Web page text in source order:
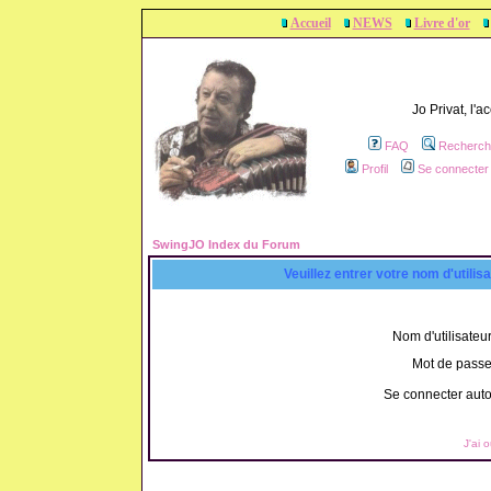
Accueil NEWS Livre d'or
Jo Privat,
FAQ
Profil
Se
SwingJO Index du Forum
Veuillez entrer votre nom
Nom
Mot de
Se connecter
J'ai